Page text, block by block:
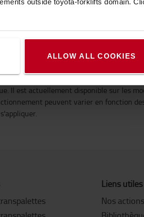
outside toyota-forklifts domain.
ALLOW ALL COOKIES
limite le démarrage du
sont également mieux protégés
du conducteur sont
Il est actuellement disponible sur les
peuvent varier en fonction
Liens utiles
Nos